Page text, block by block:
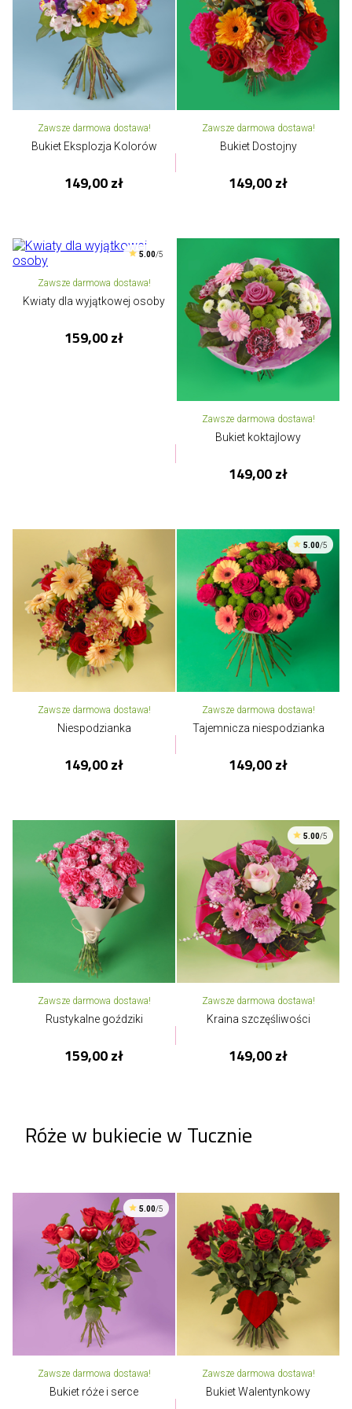
Zawsze darmowa dostawa!
Bukiet Eksplozja Kolorów
149,00 zł
Zawsze darmowa dostawa!
Bukiet Dostojny
149,00 zł
5.00/5
Zawsze darmowa dostawa!
Kwiaty dla wyjątkowej osoby
159,00 zł
Zawsze darmowa dostawa!
Bukiet koktajlowy
149,00 zł
Zawsze darmowa dostawa!
Niespodzianka
149,00 zł
5.00/5
Zawsze darmowa dostawa!
Tajemnicza niespodzianka
149,00 zł
Zawsze darmowa dostawa!
Rustykalne goździki
159,00 zł
5.00/5
Zawsze darmowa dostawa!
Kraina szczęśliwości
149,00 zł
Róże w bukiecie w Tucznie
5.00/5
Zawsze darmowa dostawa!
Bukiet róże i serce
Zawsze darmowa dostawa!
Bukiet Walentynkowy